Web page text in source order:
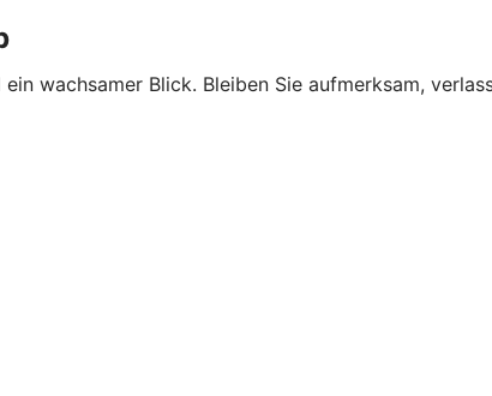
wachsamer Blick. Bleiben Sie aufmerksam,